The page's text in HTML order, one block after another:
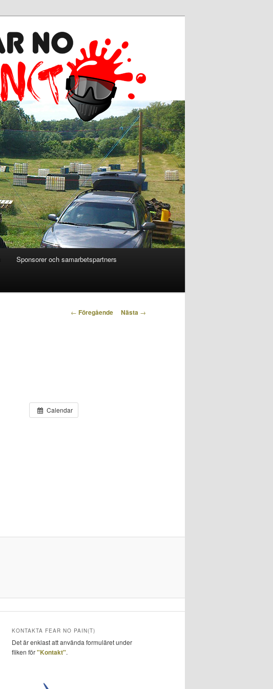
Sponsorer och samarbetspartners
Inläggsnavigering
← Föregående Nästa →
Calendar
KONTAKTA FEAR NO PAIN(T)
Det är enklast att använda formuläret under
fliken för"Kontakt".